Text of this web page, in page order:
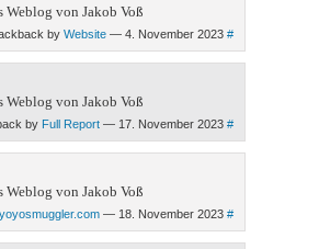
von Jakob Voß
by Website — 4. November 2023 #
von Jakob Voß
by Full Report — 17. November 2023 #
von Jakob Voß
— 18. November 2023 #